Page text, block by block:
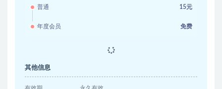
普通 15元
年度会员 免费
其他信息